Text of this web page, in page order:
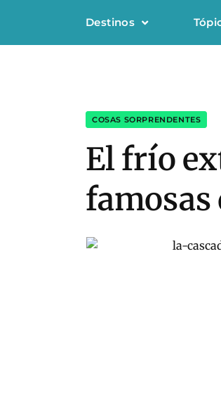
Destinos
COSAS SORPRENDENTES
El frío
famosas